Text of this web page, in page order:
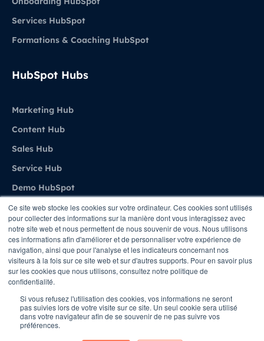
Ce site web stocke les cookies sur votre ordinateur. Ces cookies sont utilisés
pour collecter des informations sur la manière dont vous interagissez avec
notre site web et nous permettent de nous souvenir de vous. Nous utilisons
ces informations afin d'améliorer et de personnaliser votre expérience de
navigation, ainsi que pour l'analyse et les indicateurs concernant nos
visiteurs à la fois sur ce site web et sur d'autres supports. Pour en savoir plus
sur les cookies que nous utilisons, consultez notre politique de
confidentialité.
Si vous refusez l'utilisation des cookies, vos informations ne seront
pas suivies lors de votre visite sur ce site. Un seul cookie sera utilisé
dans votre navigateur afin de se souvenir de ne pas suivre vos
préférences.
Services HubSpot
Formations & Coaching HubSpot
HubSpot Hubs
Marketing Hub
Content Hub
Sales Hub
Service Hub
Demo HubSpot
Agence
A propos de Stratenet
Stratenet X HubSpot
Nous Contacter